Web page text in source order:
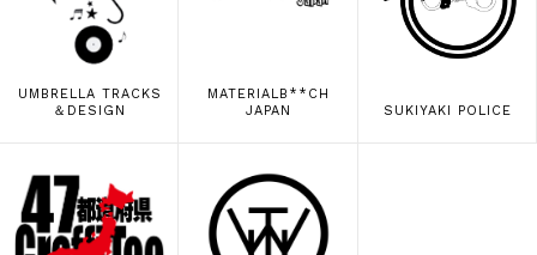
UMBRELLA TRACKS
＆DESIGN
MATERIALB**CH
JAPAN
SUKIYAKI POLICE